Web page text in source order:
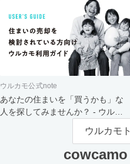
ウルカモ公式note
あなたの住まいを「買うかも」な
人を探してみませんか？ - ウルカ
ウルカモ